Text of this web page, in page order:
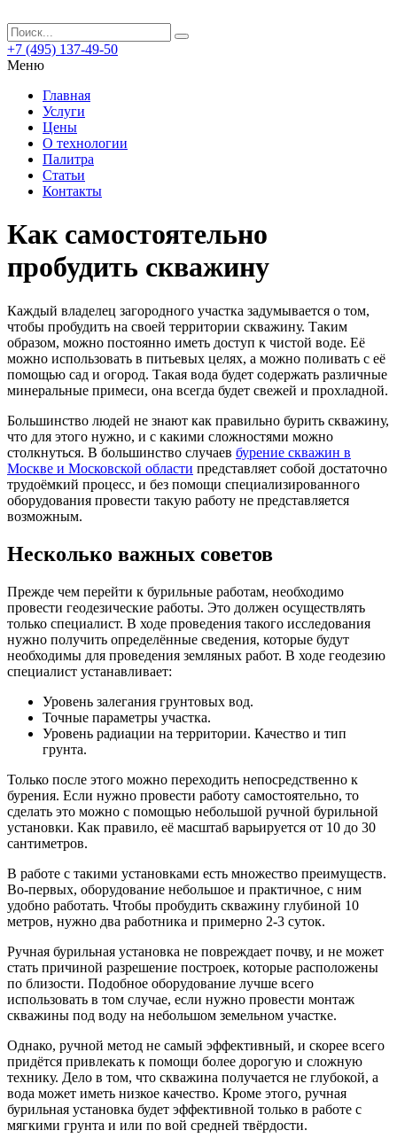
+7 (495) 137-49-50
Меню
Главная
Услуги
Цены
О технологии
Палитра
Статьи
Контакты
Как самостоятельно
пробудить скважину
Каждый владелец загородного участка задумывается о том,
чтобы пробудить на своей территории скважину. Таким
образом, можно постоянно иметь доступ к чистой воде. Её
можно использовать в питьевых целях, а можно поливать с её
помощью сад и огород. Такая вода будет содержать различные
минеральные примеси, она всегда будет свежей и прохладной.
Большинство людей не знают как правильно бурить скважину,
что для этого нужно, и с какими сложностями можно
столкнуться. В большинство случаев бурение скважин в
Москве и Московской области представляет собой достаточно
трудоёмкий процесс, и без помощи специализированного
оборудования провести такую работу не представляется
возможным.
Несколько важных советов
Прежде чем перейти к бурильные работам, необходимо
провести геодезические работы. Это должен осуществлять
только специалист. В ходе проведения такого исследования
нужно получить определённые сведения, которые будут
необходимы для проведения земляных работ. В ходе геодезию
специалист устанавливает:
Уровень залегания грунтовых вод.
Точные параметры участка.
Уровень радиации на территории. Качество и тип
грунта.
Только после этого можно переходить непосредственно к
бурения. Если нужно провести работу самостоятельно, то
сделать это можно с помощью небольшой ручной бурильной
установки. Как правило, её масштаб варьируется от 10 до 30
сантиметров.
В работе с такими установками есть множество преимуществ.
Во-первых, оборудование небольшое и практичное, с ним
удобно работать. Чтобы пробудить скважину глубиной 10
метров, нужно два работника и примерно 2-3 суток.
Ручная бурильная установка не повреждает почву, и не может
стать причиной разрешение построек, которые расположены
по близости. Подобное оборудование лучше всего
использовать в том случае, если нужно провести монтаж
скважины под воду на небольшом земельном участке.
Однако, ручной метод не самый эффективный, и скорее всего
придётся привлекать к помощи более дорогую и сложную
технику. Дело в том, что скважина получается не глубокой, а
вода может иметь низкое качество. Кроме этого, ручная
бурильная установка будет эффективной только в работе с
мягкими грунта и или по вой средней твёрдости.